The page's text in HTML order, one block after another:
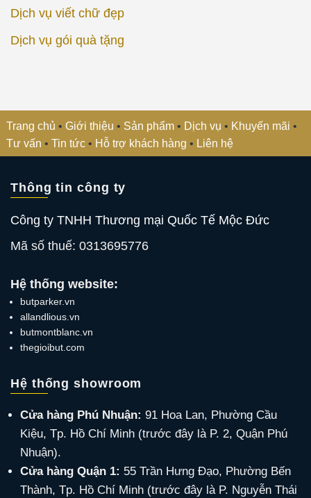
Dịch vụ viết chữ đẹp
Dịch vụ gói quà tặng
Trang chủ • Giới thiệu • Sản phẩm • Dịch vụ • Khuyến mãi •
Tư vấn • Tin tức • Hỗ trợ khách hàng • Liên hệ
Thông tin công ty
Công ty TNHH Thương mại Quốc Tế Mộc Đức
Mã số thuế: 0313695776
Hệ thống website:
butparker.vn
allandlious.vn
butmontblanc.vn
thegioibut.com
Hệ thống showroom
Cửa hàng Phú Nhuận: 91 Hoa Lan, Phường Cầu
Kiệu, Tp. Hồ Chí Minh (trước đây là P. 2, Quận Phú
Nhuận).
Cửa hàng Quận 1: 55 Trần Hưng Đạo, Phường Bến
Thành, Tp. Hồ Chí Minh (trước đây là P. Nguyễn Thái